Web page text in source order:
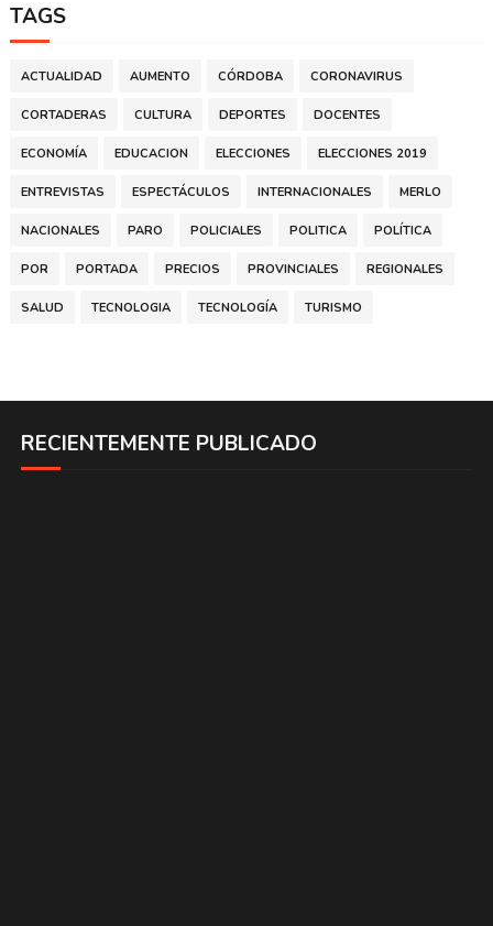
TAGS
ACTUALIDAD AUMENTO CÓRDOBA CORONAVIRUS
CORTADERAS CULTURA DEPORTES DOCENTES
ECONOMÍA EDUCACION ELECCIONES ELECCIONES 2019
ENTREVISTAS ESPECTÁCULOS INTERNACIONALES MERLO
NACIONALES PARO POLICIALES POLITICA POLÍTICA
POR PORTADA PRECIOS PROVINCIALES REGIONALES
SALUD TECNOLOGIA TECNOLOGÍA TURISMO
RECIENTEMENTE PUBLICADO